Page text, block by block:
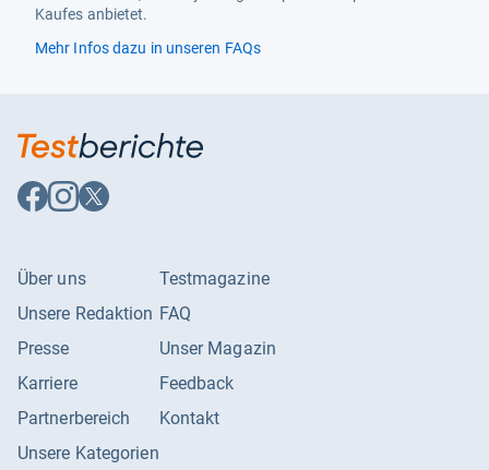
Kaufes anbietet.
Mehr Infos dazu in unseren FAQs
Auf
Facebook
Auf
Instagram
Auf
X
Über uns
Unsere Redaktion
Presse
Karriere
Partnerbereich
Unsere Kategorien
Testmagazine
FAQ
Unser Magazin
Feedback
Kontakt